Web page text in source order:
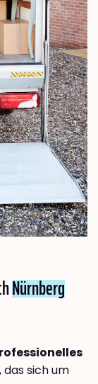
Nürnberg
, das sich um